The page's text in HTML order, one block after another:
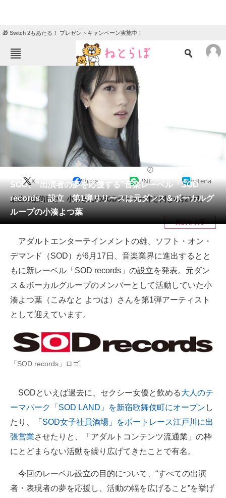
🎁 Switch 2もあたる！ プレゼントキャンペーン実施中！
ニュース
エンタメ クイズ
地域
教育・育児
動物 リサーチ
会員記事
メディア
注目記事を集めた総合ページ
ITの今と未来を見通す
スマホと通信の最新トレンド
進化するPCとデバイスの未来
好きが集まる 比べて選べる
ビジネスと働き方のヒント
マーケ×ITの今がよく分かる
ITエンジニア向け専門サイト
IT製品の技術・比較・事例
SOD、“出演者の夢を応援する”音楽レーベル「SOD
records」設立 第1弾リリースは元ダンス＆ボーカルグ
ループの小湊よつ葉
X Share LINE hatena
楽曲の配信日は、小湊さんのSODデビュー作と同じ6月27日。
目次を表示
アダルトエンターテインメントの雄、ソフト・オン・
デマンド（SOD）が6月17日、音楽業界に進出するとと
もに新レーベル「SOD records」の設立を発表。元ダン
ス＆ボーカルグループのメンバーとして活動していた小
湊よつ葉（こみなと よつは）さんを第1弾アーティスト
として迎えています。
「SOD records」ロゴ
SODといえば過去に、セクシー女優と飲める大人のテ
ーマパーク「SOD LAND」を新宿歌舞伎町にオープン し
たり、
「SOD女子社員酒場」をボートレース江戸川に出
張営業させたりと、「アダルトコンテンツ流通業」の枠
にとどまらない活動を繰り広げてきたことで有名。
今回のレーベル設立の目的について、“すべての出演
者・表現者の夢を応援し、活動の幅を広げること”を挙げ